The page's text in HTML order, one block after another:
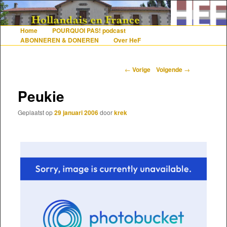
De gezelligste website voor Nederlanders die iets met Frankrijk hebben
HoofdmenuSpring naar de primaire inhoud
Spring naar de secundaire inhoud
Home
POURQUOI PAS! podcast
ABONNEREN & DONEREN
Over HeF
Berichtnavigatie
← Vorige Volgende →
Peukie
Geplaatst op29 januari 2006doorkrek